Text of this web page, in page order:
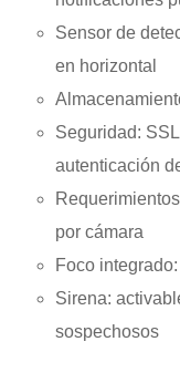
Sensor de
en horizontal
Seguridad:
autenticación
por cámara
Foco integrado:
Sirena:
sospechosos